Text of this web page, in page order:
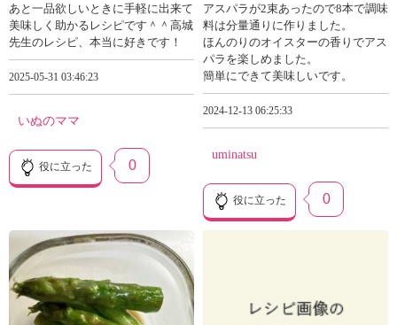
あと一品欲しいときに手軽に出来て
美味しく助かるレシピです＾＾高城
先生のレシピ、本当に好きです！
2025-05-31 03:46:23
いぬのママ
役に立った 0
アスパラが2束あったので8本で調味
料は分量通りに作りました。
ほんのりのオイスターの香りでアス
パラを楽しめました。
簡単にできて美味しいです。
2024-12-13 06:25:33
uminatsu
役に立った 0